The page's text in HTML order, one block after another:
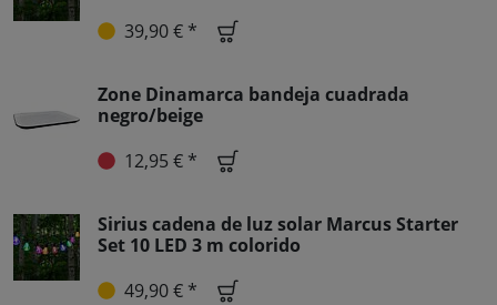
39,90 € *
Zone Dinamarca bandeja cuadrada
negro/beige
12,95 € *
Sirius cadena de luz solar Marcus Starter
Set 10 LED 3 m colorido
49,90 € *